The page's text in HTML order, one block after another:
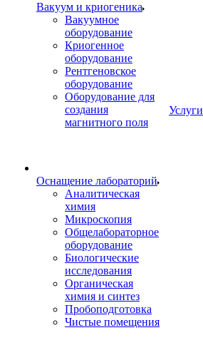
Вакуум и криогеника
Вакуумное
оборудование
Криогенное
оборудование
Рентгеновское
оборудование
Оборудование для
создания
магнитного поля
Оснащение лабораторий
Аналитическая
химия
Микроскопия
Общелабораторное
оборудование
Биологические
исследования
Органическая
химия и синтез
Пробоподготовка
Чистые помещения
Услуги